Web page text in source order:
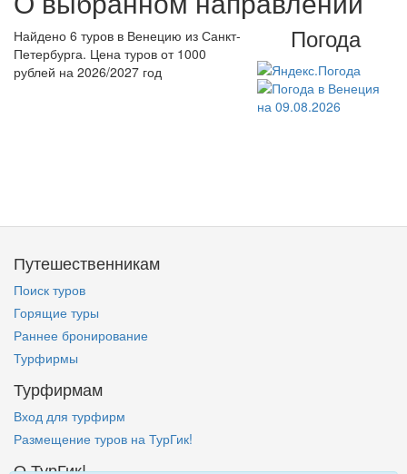
Погода
Найдено 6 туров в Венецию из Санкт-
Петербурга. Цена туров от 1000
рублей на 2026/2027 год
Путешественникам
Поиск туров
Горящие туры
Раннее бронирование
Турфирмы
Турфирмам
Вход для турфирм
Размещение туров на ТурГик!